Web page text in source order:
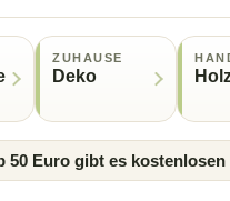
ZUHAUSE
Deko
50 Euro gibt es kostenlosen